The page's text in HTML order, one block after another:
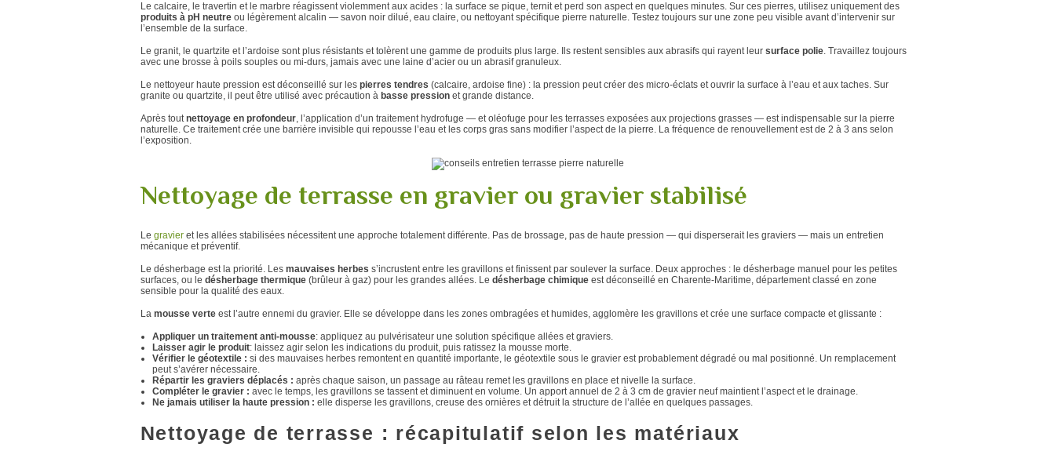
Le calcaire, le travertin et le marbre réagissent violemment aux acides : la surface se pique, ternit et perd son aspect en quelques minutes. Sur ces pierres, utilisez uniquement des
produits à pH neutreou légèrement alcalin — savon noir dilué, eau claire, ou nettoyant spécifique pierre naturelle. Testez toujours sur une zone peu visible avant d’intervenir sur
l’ensemble de la surface.
Le granit, le quartzite et l’ardoise sont plus résistants et tolèrent une gamme de produits plus large. Ils restent sensibles aux abrasifs qui rayent leur surface polie. Travaillez toujours
avec une brosse à poils souples ou mi-durs, jamais avec une laine d’acier ou un abrasif granuleux.
Le nettoyeur haute pression est déconseillé sur les pierres tendres (calcaire, ardoise fine) : la pression peut créer des micro-éclats et ouvrir la surface à l’eau et aux taches. Sur
granite ou quartzite, il peut être utilisé avec précaution à basse pressionet grande distance.
Après toutnettoyage en profondeur, l’application d’un traitement hydrofuge — et oléofuge pour les terrasses exposées aux projections grasses — est indispensable sur la pierre
naturelle. Ce traitement crée une barrière invisible qui repousse l’eau et les corps gras sans modifier l’aspect de la pierre. La fréquence de renouvellement est de 2 à 3 ans selon
l’exposition.
Nettoyage de terrasse en gravier ou gravier stabilisé
Le gravieret les allées stabilisées nécessitent une approche totalement différente. Pas de brossage, pas de haute pression — qui disperserait les graviers — mais un entretien
mécanique et préventif.
Le désherbage est la priorité. Les mauvaises herbes s’incrustent entre les gravillons et finissent par soulever la surface. Deux approches : le désherbage manuel pour les petites
surfaces, ou le désherbage thermique(brûleur à gaz) pour les grandes allées. Le désherbage chimiqueest déconseillé en Charente-Maritime, département classé en zone
sensible pour la qualité des eaux.
La mousse verteest l’autre ennemi du gravier. Elle se développe dans les zones ombragées et humides, agglomère les gravillons et crée une surface compacte et glissante :
Appliquer un traitement anti-mousse: appliquez au pulvérisateur une solution spécifique allées et graviers.
Laisser agir le produit: laissez agir selon les indications du produit, puis ratissez la mousse morte.
Vérifier le géotextile : si des mauvaises herbes remontent en quantité importante, le géotextile sous le gravier est probablement dégradé ou mal positionné. Un remplacement
peut s’avérer nécessaire.
Répartir les graviers déplacés : après chaque saison, un passage au râteau remet les gravillons en place et nivelle la surface.
Compléter le gravier : avec le temps, les gravillons se tassent et diminuent en volume. Un apport annuel de 2 à 3 cm de gravier neuf maintient l’aspect et le drainage.
Ne jamais utiliser la haute pression : elle disperse les gravillons, creuse des ornières et détruit la structure de l’allée en quelques passages.
Nettoyage de terrasse : récapitulatif selon les matériaux